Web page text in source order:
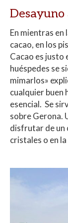
Desayuno
En mientras en
cacao, en los
Cacao es justo
huéspedes se
mimarlos»
cualquier buen
esencial. Se
sobre Gerona.
disfrutar de un
cristales o en